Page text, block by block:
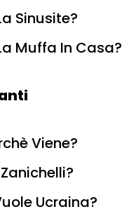
Sinusite?
Muffa In Casa?
Viene?
Ucraina?